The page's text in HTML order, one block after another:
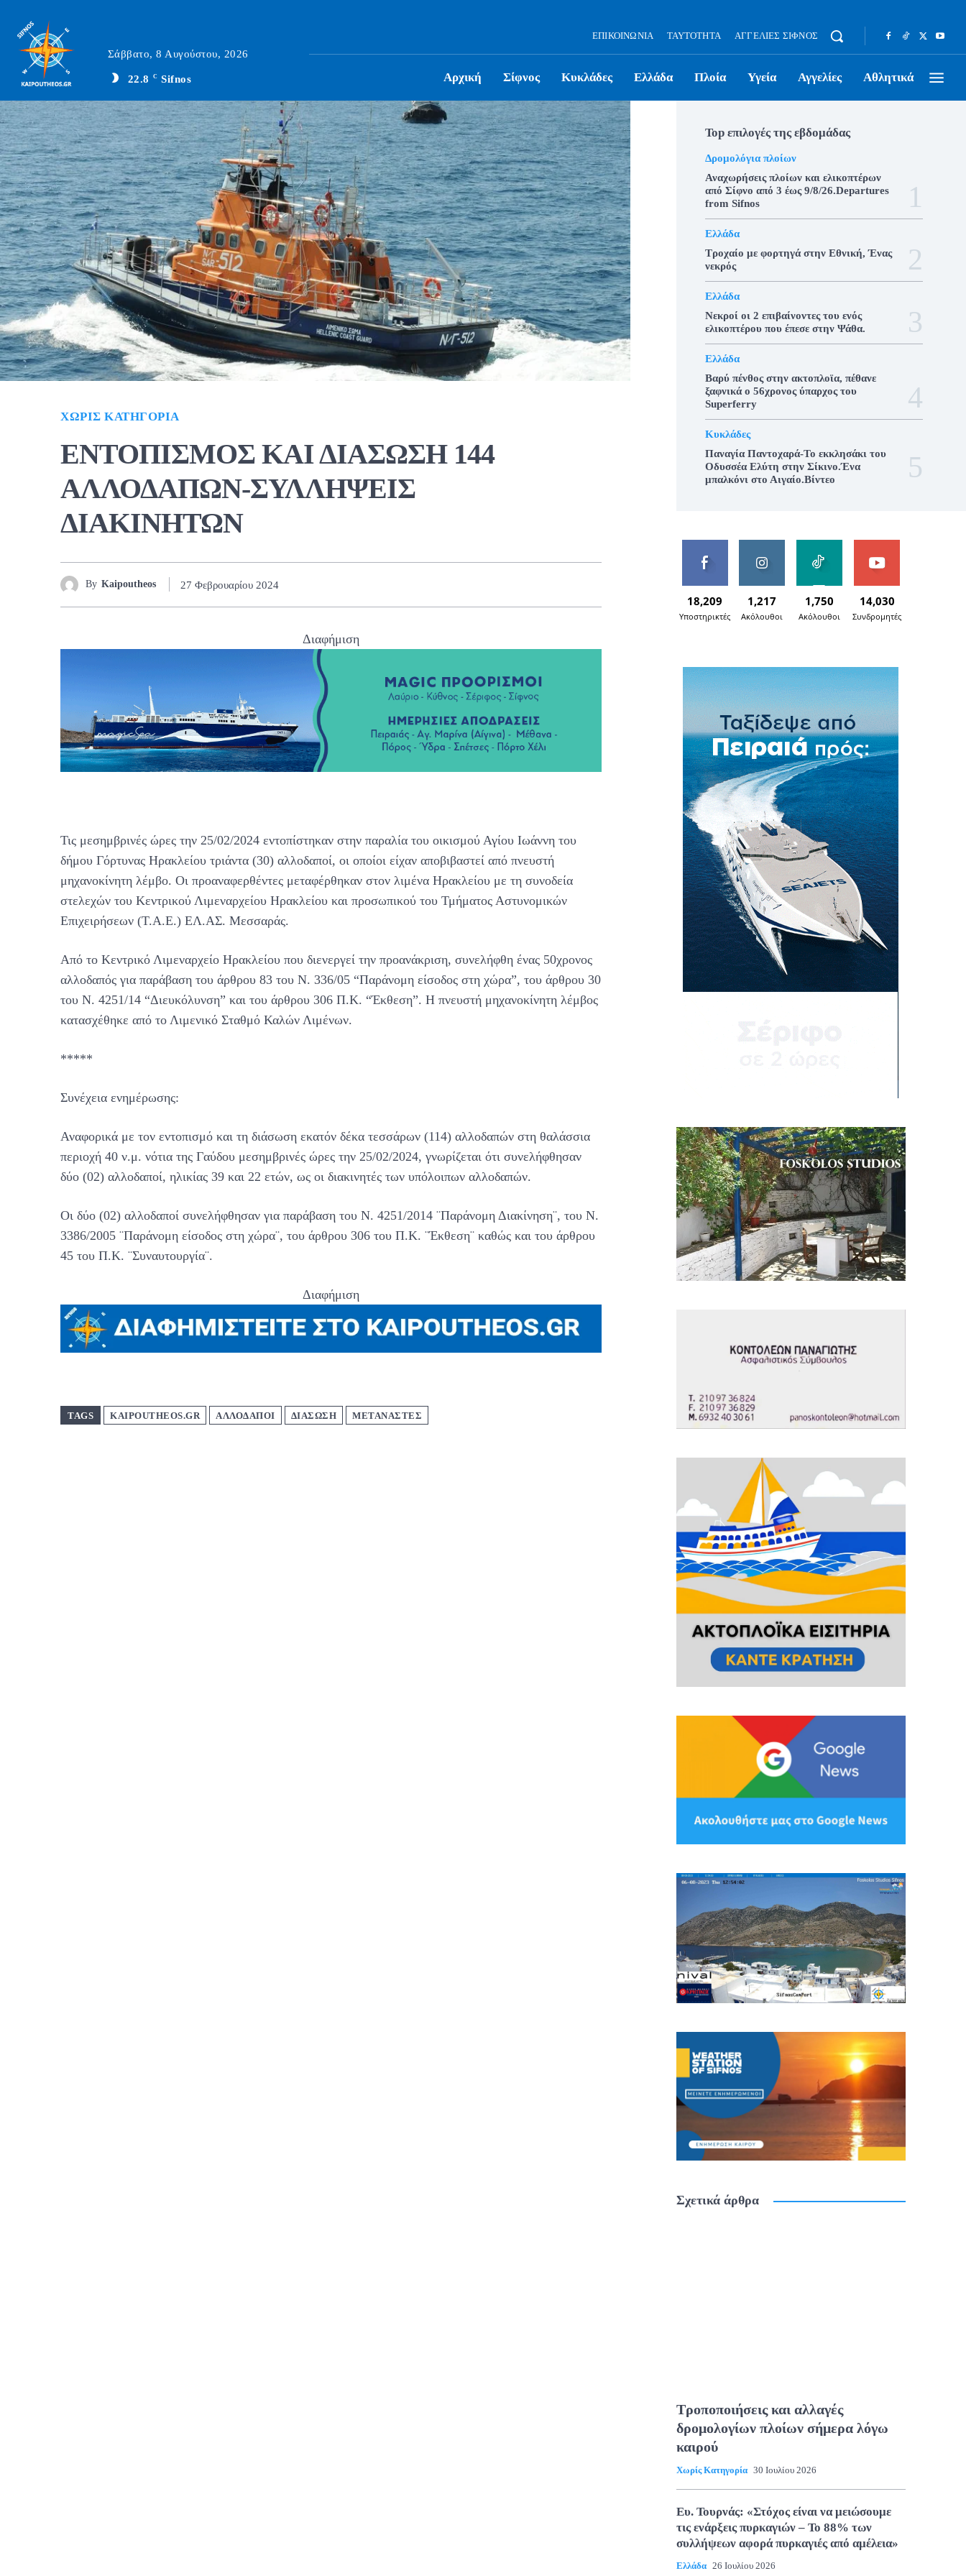
Σάββατο, 8 Αυγούστου, 2026
22.8 C Sifnos
ΕΠΙΚΟΙΝΩΝΊΑ ΤΑΥΤΌΤΗΤΑ ΑΓΓΕΛΊΕΣ ΣΊΦΝΟΣ
Αρχική Σίφνος Κυκλάδες Ελλάδα Πλοία Υγεία Αγγελίες Αθλητικά
ΧΩΡΊΣ ΚΑΤΗΓΟΡΊΑ
ΕΝΤΟΠΙΣΜΟΣ ΚΑΙ ΔΙΑΣΩΣΗ 144
ΑΛΛΟΔΑΠΩΝ-ΣΥΛΛΗΨΕΙΣ
ΔΙΑΚΙΝΗΤΩΝ
By Kaipoutheos 27 Φεβρουαρίου 2024
Διαφήμιση
Τις μεσημβρινές ώρες την 25/02/2024 εντοπίστηκαν στην παραλία του οικισμού Αγίου Ιωάννη του
δήμου Γόρτυνας Ηρακλείου τριάντα (30) αλλοδαποί, οι οποίοι είχαν αποβιβαστεί από πνευστή
μηχανοκίνητη λέμβο. Οι προαναφερθέντες μεταφέρθηκαν στον λιμένα Ηρακλείου με τη συνοδεία
στελεχών του Κεντρικού Λιμεναρχείου Ηρακλείου και προσωπικού του Τμήματος Αστυνομικών
Επιχειρήσεων (Τ.Α.Ε.) ΕΛ.ΑΣ. Μεσσαράς.
Από το Κεντρικό Λιμεναρχείο Ηρακλείου που διενεργεί την προανάκριση, συνελήφθη ένας 50χρονος
αλλοδαπός για παράβαση του άρθρου 83 του Ν. 336/05 “Παράνομη είσοδος στη χώρα”, του άρθρου 30
του Ν. 4251/14 “Διευκόλυνση” και του άρθρου 306 Π.Κ. “Έκθεση”. Η πνευστή μηχανοκίνητη λέμβος
κατασχέθηκε από το Λιμενικό Σταθμό Καλών Λιμένων.
*****
Συνέχεια ενημέρωσης:
Αναφορικά με τον εντοπισμό και τη διάσωση εκατόν δέκα τεσσάρων (114) αλλοδαπών στη θαλάσσια
περιοχή 40 ν.μ. νότια της Γαύδου μεσημβρινές ώρες την 25/02/2024, γνωρίζεται ότι συνελήφθησαν
δύο (02) αλλοδαποί, ηλικίας 39 και 22 ετών, ως οι διακινητές των υπόλοιπων αλλοδαπών.
Οι δύο (02) αλλοδαποί συνελήφθησαν για παράβαση του Ν. 4251/2014 ¨Παράνομη Διακίνηση¨, του Ν.
3386/2005 ¨Παράνομη είσοδος στη χώρα¨, του άρθρου 306 του Π.Κ. ¨Έκθεση¨ καθώς και του άρθρου
45 του Π.Κ. ¨Συναυτουργία¨.
Διαφήμιση
TAGS KAIPOUTHEOS.GR ΑΛΛΟΔΑΠΟΙ ΔΙΑΣΩΣΗ ΜΕΤΑΝΑΣΤΕΣ
Top επιλογές της εβδομάδας
Δρομολόγια πλοίων
Αναχωρήσεις πλοίων και ελικοπτέρων
από Σίφνο από 3 έως 9/8/26.Departures
from Sifnos
Ελλάδα
Τροχαίο με φορτηγά στην Εθνική, Ένας
νεκρός
Ελλάδα
Νεκροί οι 2 επιβαίνοντες του ενός
ελικοπτέρου που έπεσε στην Ψάθα.
Ελλάδα
Βαρύ πένθος στην ακτοπλοϊα, πέθανε
ξαφνικά ο 56χρονος ύπαρχος του
Superferry
Κυκλάδες
Παναγία Παντοχαρά-Το εκκλησάκι του
Οδυσσέα Ελύτη στην Σίκινο.Ένα
μπαλκόνι στο Αιγαίο.Βίντεο
18,209
Υποστηρικτές
1,217
Ακόλουθοι
1,750
Ακόλουθοι
14,030
Συνδρομητές
Σχετικά άρθρα
Τροποποιήσεις και αλλαγές
δρομολογίων πλοίων σήμερα λόγω
καιρού
Χωρίς Κατηγορία 30 Ιουλίου 2026
Ευ. Τουρνάς: «Στόχος είναι να μειώσουμε
τις ενάρξεις πυρκαγιών – Το 88% των
συλλήψεων αφορά πυρκαγιές από αμέλεια»
Ελλάδα 26 Ιουλίου 2026